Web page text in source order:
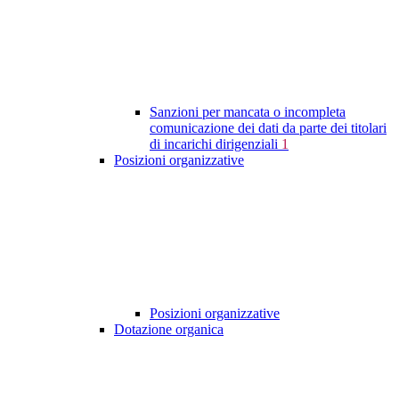
Sanzioni per mancata o incompleta
comunicazione dei dati da parte dei titolari
di incarichi dirigenziali 1
Posizioni organizzative
Posizioni organizzative
Dotazione organica